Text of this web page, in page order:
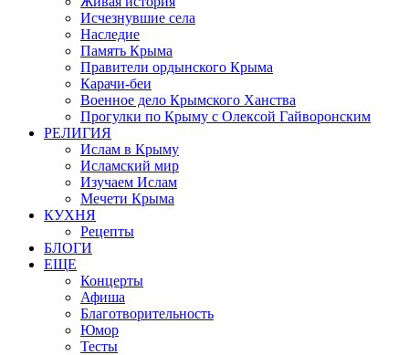
Исчезнувшие села
Наследие
Память Крыма
Правители ордынского Крыма
Карачи-беи
Военное дело Крымского Ханства
Прогулки по Крыму с Олексой Гайворонским
РЕЛИГИЯ
Ислам в Крыму
Исламский мир
Изучаем Ислам
Мечети Крыма
КУХНЯ
Рецепты
БЛОГИ
ЕЩЕ
Концерты
Афиша
Благотворительность
Юмор
Тесты